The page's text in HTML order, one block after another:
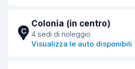
C
Colonia (in centro)
4 sedi di noleggio
Visualizza le auto disponibili